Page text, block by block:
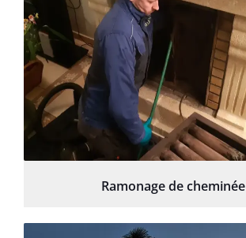
Ramonage de cheminée